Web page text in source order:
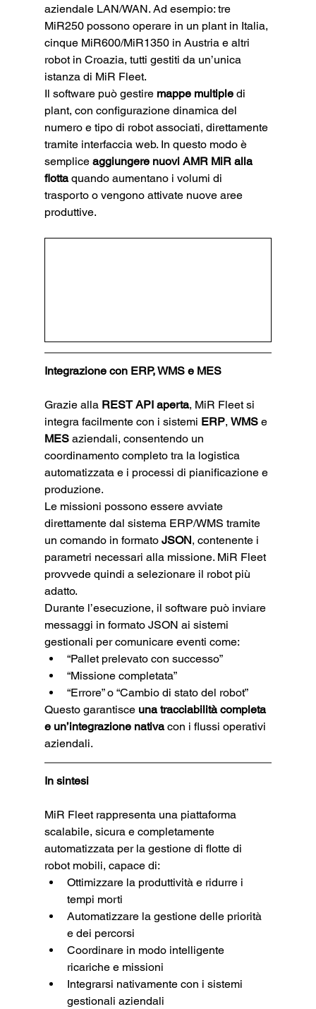
aziendale LAN/WAN. Ad esempio: tre
MiR250 possono operare in un plant in Italia,
cinque MiR600/MiR1350 in Austria e altri
robot in Croazia, tutti gestiti da un’unica
istanza di MiR Fleet.
Il software può gestire mappe multiple di
plant, con configurazione dinamica del
numero e tipo di robot associati, direttamente
tramite interfaccia web. In questo modo è
semplice aggiungere nuovi AMR MiR alla
flotta quando aumentano i volumi di
trasporto o vengono attivate nuove aree
produttive.
Integrazione con ERP, WMS e MES
Grazie alla REST API aperta, MiR Fleet si
integra facilmente con i sistemi ERP, WMS e
MES aziendali, consentendo un
coordinamento completo tra la logistica
automatizzata e i processi di pianificazione e
produzione.
Le missioni possono essere avviate
direttamente dal sistema ERP/WMS tramite
un comando in formato JSON, contenente i
parametri necessari alla missione. MiR Fleet
provvede quindi a selezionare il robot più
adatto.
Durante l’esecuzione, il software può inviare
messaggi in formato JSON ai sistemi
gestionali per comunicare eventi come:
“Pallet prelevato con successo”
“Missione completata”
“Errore” o “Cambio di stato del robot”
Questo garantisce una tracciabilità completa
e un’integrazione nativa con i flussi operativi
aziendali.
In sintesi
MiR Fleet rappresenta una piattaforma
scalabile, sicura e completamente
automatizzata per la gestione di flotte di
robot mobili, capace di:
Ottimizzare la produttività e ridurre i
tempi morti
Automatizzare la gestione delle priorità
e dei percorsi
Coordinare in modo intelligente
ricariche e missioni
Integrarsi nativamente con i sistemi
gestionali aziendali